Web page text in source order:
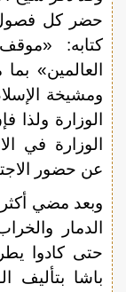
حضر كل فصول
كتابه:
العالمين»
ومشيخة
الوزارة
الوزارة في
عن حضور
وبعد مضي أكثر
الدمار
حتى كادوا
باشا بتأليف